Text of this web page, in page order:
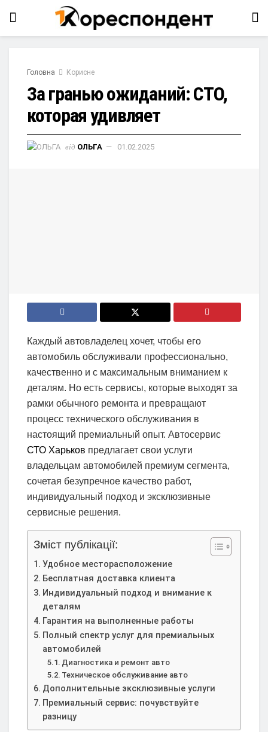
Головна Корисне
За гранью ожиданий: СТО,
которая удивляет
від ОЛЬГА 01.02.2025
Каждый автовладелец хочет, чтобы его
автомобиль обслуживали профессионально,
качественно и с максимальным вниманием к
деталям. Но есть сервисы, которые выходят за
рамки обычного ремонта и превращают
процесс технического обслуживания в
настоящий премиальный опыт. Автосервис
СТО Харьков предлагает свои услуги
владельцам автомобилей премиум сегмента,
сочетая безупречное качество работ,
индивидуальный подход и эксклюзивные
сервисные решения.
Зміст публікації:
Удобное месторасположение
Бесплатная доставка клиента
Индивидуальный подход и внимание к
деталям
Гарантия на выполненные работы
Полный спектр услуг для премиальных
автомобилей
Диагностика и ремонт авто
Техническое обслуживание авто
Дополнительные эксклюзивные услуги
Премиальный сервис: почувствуйте
разницу